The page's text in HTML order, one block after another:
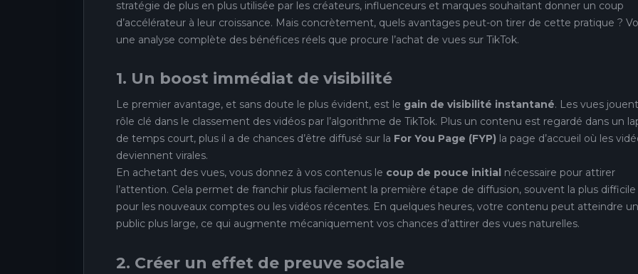
stratégie de plus en plus utilisée par les créateurs, influenceurs et marques souhaitant donner un coup
d’accélérateur à leur croissance. Mais concrètement, quels avantages peut-on tirer de cette pratique ?
une analyse complète des bénéfices réels que procure l’achat de vues sur TikTok.
1. Un boost immédiat de visibilité
Le premier avantage, et sans doute le plus évident, est le gain de visibilité instantané. Les vues
rôle clé dans le classement des vidéos par l’algorithme de TikTok. Plus un contenu est regardé dans un
de temps court, plus il a de chances d’être diffusé sur la For You Page (FYP) la page d’accueil où les
deviennent virales.
En achetant des vues, vous donnez à vos contenus le coup de pouce initial nécessaire pour attirer
l’attention. Cela permet de franchir plus facilement la première étape de diffusion, souvent la plus difficile
pour les nouveaux comptes ou les vidéos récentes. En quelques heures, votre contenu peut atteindre un
public plus large, ce qui augmente mécaniquement vos chances d’attirer des vues naturelles.
2. Créer un effet de preuve sociale